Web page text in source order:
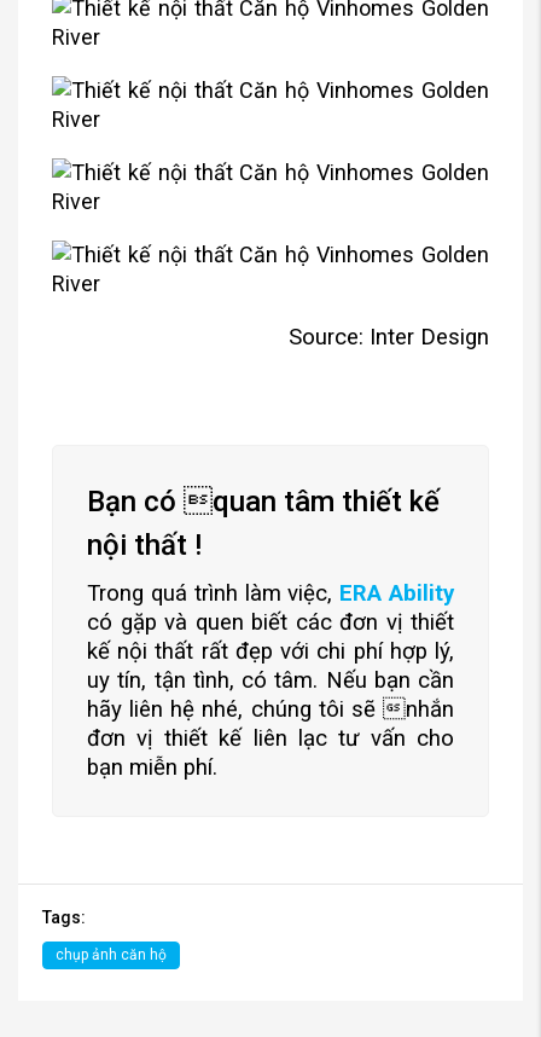
Source: Inter Design
Bạn có quan tâm thiết kế
nội thất !
Trong quá trình làm việc, ERA Ability
có gặp và quen biết các đơn vị thiết
kế nội thất rất đẹp với chi phí hợp lý,
uy tín, tận tình, có tâm. Nếu bạn cần
hãy liên hệ nhé, chúng tôi sẽ nhắn
đơn vị thiết kế liên lạc tư vấn cho
bạn miễn phí.
Tags:
chụp ảnh căn hộ